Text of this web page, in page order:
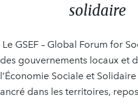
solidaire
Le GSEF – Global Forum for
des gouvernements locaux et
l’Économie Sociale et
ancré dans les territoires,